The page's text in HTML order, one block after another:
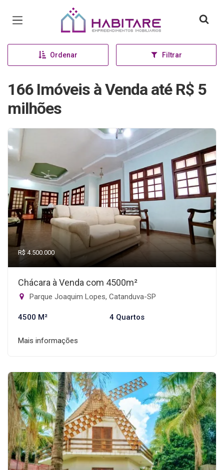
Página inicial
Ordenar Filtrar
166 Imóveis à Venda até R$ 5
milhões
R$ 4.500.000
Chácara à Venda com 4500m²
Parque Joaquim Lopes, Catanduva-SP
4500 M² 4 Quartos
Mais informações